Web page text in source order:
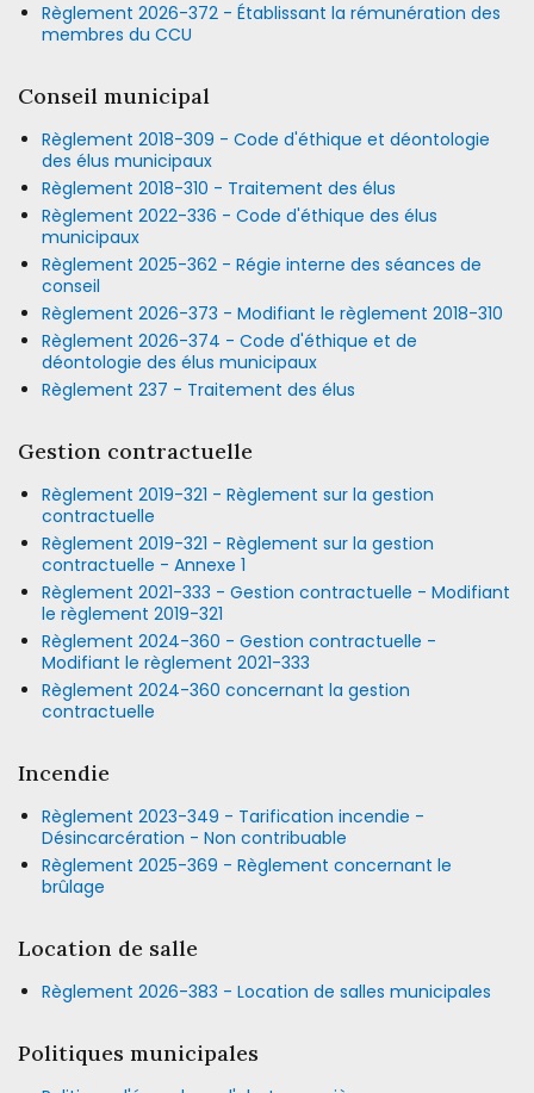
Règlement 2026-372 - Établissant la rémunération des
membres du CCU
Conseil municipal
Règlement 2018-309 - Code d'éthique et déontologie
des élus municipaux
Règlement 2018-310 - Traitement des élus
Règlement 2022-336 - Code d'éthique des élus
municipaux
Règlement 2025-362 - Régie interne des séances de
conseil
Règlement 2026-373 - Modifiant le règlement 2018-310
Règlement 2026-374 - Code d'éthique et de
déontologie des élus municipaux
Règlement 237 - Traitement des élus
Gestion contractuelle
Règlement 2019-321 - Règlement sur la gestion
contractuelle
Règlement 2019-321 - Règlement sur la gestion
contractuelle - Annexe 1
Règlement 2021-333 - Gestion contractuelle - Modifiant
le règlement 2019-321
Règlement 2024-360 - Gestion contractuelle -
Modifiant le règlement 2021-333
Règlement 2024-360 concernant la gestion
contractuelle
Incendie
Règlement 2023-349 - Tarification incendie -
Désincarcération - Non contribuable
Règlement 2025-369 - Règlement concernant le
brûlage
Location de salle
Règlement 2026-383 - Location de salles municipales
Politiques municipales